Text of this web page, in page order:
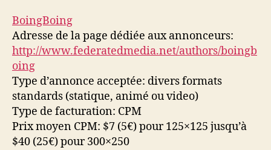
BoingBoing
Adresse de la page dédiée aux annonceurs:
http://www.federatedmedia.net/authors/boingb
oing
Type d’annonce acceptée: divers formats
standards (statique, animé ou video)
Type de facturation: CPM
Prix moyen CPM: $7 (5€) pour 125×125 jusqu’à
$40 (25€) pour 300×250